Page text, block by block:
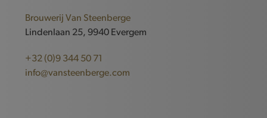
Brouwerij Van Steenberge
Lindenlaan 25, 9940 Evergem
+32 (0)9 344 50 71
info@vansteenberge.com